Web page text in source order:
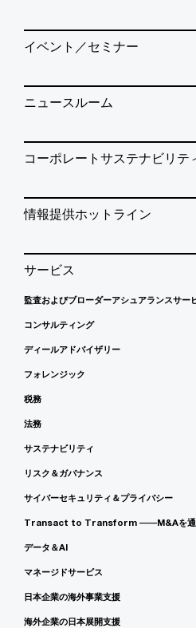
イベント／セミナー
ニュースルーム
コーポレートサステナビリテ
情報提供ホットライン
サービス
監査およびブローダーアシュアランスサー
コンサルティング
ディールアドバイザリー
フォレンジック
税務
法務
サステナビリティ
リスク＆ガバナンス
サイバーセキュリティ＆プライバシー
Transact to Transform ――M&Aを通
データ＆AI
マネージドサービス
日本企業の海外事業支援
海外企業の日本展開支援